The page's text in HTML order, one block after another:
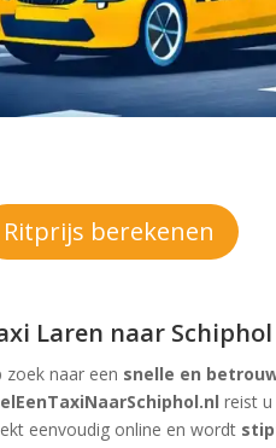
Ritprijs berekenen
Laren naar
zoek naar een snelle en
reist
eenvoudig online en wordt